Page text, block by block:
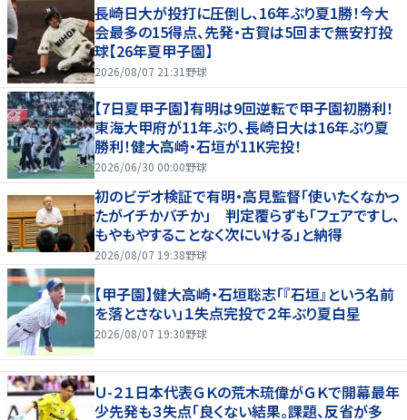
長崎日大が投打に圧倒し、16年ぶり夏1勝！今大
会最多の15得点、先発・古賀は5回まで無安打投
球【26年夏甲子園】
2026/08/07 21:31 野球
【7日夏甲子園】有明は9回逆転で甲子園初勝利！
東海大甲府が11年ぶり、長崎日大は16年ぶり夏
勝利！健大高崎・石垣が11K完投！
2026/06/30 00:00野球
初のビデオ検証で有明・高見監督「使いたくなかっ
たがイチかバチか」 判定覆らずも「フェアですし、
もやもやすることなく次にいける」と納得
2026/08/07 19:38野球
【甲子園】健大高崎・石垣聡志「『石垣』という名前
を落とさない」１失点完投で２年ぶり夏白星
2026/08/07 19:30野球
Ｕ-２１日本代表ＧＫの荒木琉偉がＧＫで開幕最年
少先発も３失点「良くない結果。課題、反省が多